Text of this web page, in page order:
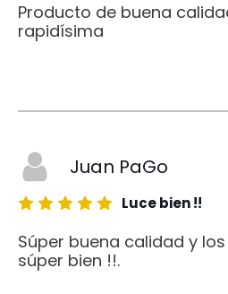
Producto de buena
rapidísima
Juan PaGo
Luce bien !!
Súper buena calidad y
súper bien !!.